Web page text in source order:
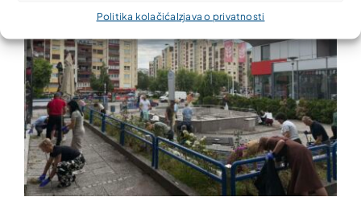
Politika kolačića Izjava o privatnosti